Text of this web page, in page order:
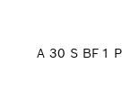
A 30 S BF 1